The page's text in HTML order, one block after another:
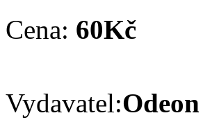
Cena: 60Kč
Vydavatel:Odeon